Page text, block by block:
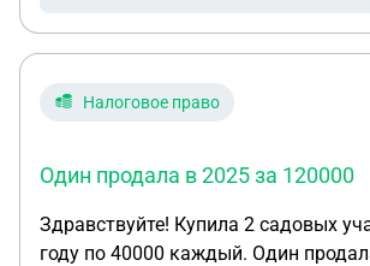
пожалуйста, что я могу сделать в
Налоговое право
Один продала в 2025 за 120000
Здравствуйте! Купила 2 садовых
году по 40000 каждый. Один